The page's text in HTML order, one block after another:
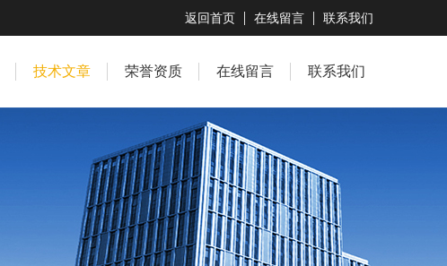
返回首页 在线留言 联系我们
技术文章 荣誉资质 在线留言 联系我们